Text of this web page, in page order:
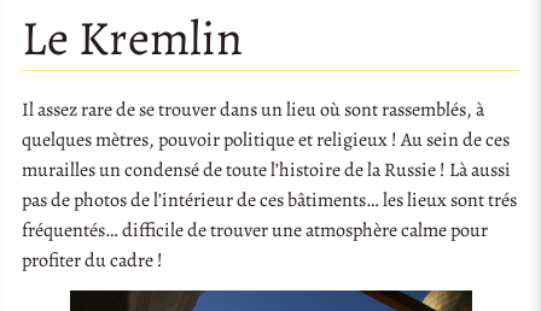
Le Kremlin
Il assez rare de se trouver dans un lieu où sont rassemblés, à
quelques mètres, pouvoir politique et religieux ! Au sein de ces
murailles un condensé de toute l’histoire de la Russie ! Là aussi
pas de photos de l’intérieur de ces bâtiments… les lieux sont trés
fréquentés… difficile de trouver une atmosphère calme pour
profiter du cadre !